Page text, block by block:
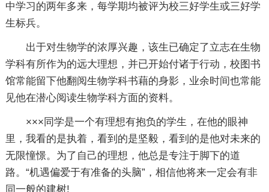
中学习的两年多来，每学期均被评为校三好学生或三好学
生标兵。
出于对生物学的浓厚兴趣，该生已确定了立志在生物
学科有所作为的远大理想，并已开始付诸于行动，校图书
馆常能留下他翻阅生物学科书藉的身影，业余时间也常能
见他在潜心阅读生物学科方面的资料。
×××同学是一个有理想有抱负的学生，在他的眼神
里，我看的是执着，看到的是坚毅，看到的是他对未来的
无限憧憬。为了自己的理想，他总是专注于脚下的道
路。“机遇偏爱于有准备的头脑”，相信他将来一定会有非
同一般的建树!